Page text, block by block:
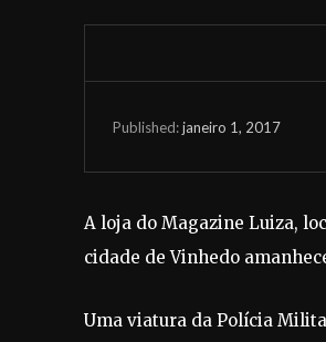
Published:janeiro 1, 2017
A loja do Magazine Luiza,
cidade de Vinhedo
Uma viatura da Polícia